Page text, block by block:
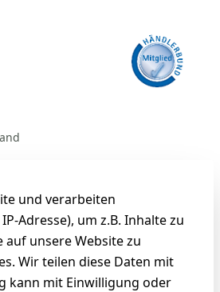
und verarbeiten
Adresse), um z.B. Inhalte zu
unsere Website zu
Wir teilen diese Daten mit
kann mit Einwilligung oder